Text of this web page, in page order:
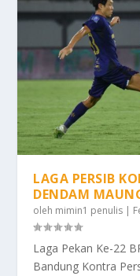
LAGA PERSIB
DENDAM
oleh mimin1 penulis |
Laga Pekan Ke-22
Bandung Kontra